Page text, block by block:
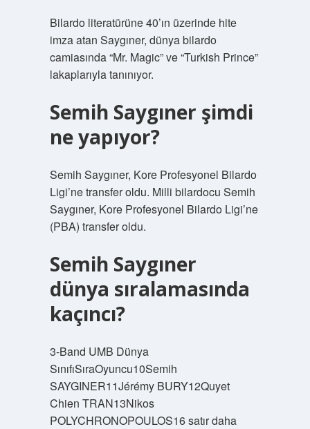
Bilardo literatürüne 40’ın üzerinde hite
imza atan Saygıner, dünya bilardo
camiasında “Mr. Magic” ve “Turkish Prince”
lakaplarıyla tanınıyor.
Semih Saygıner şimdi
ne yapıyor?
Semih Saygıner, Kore Profesyonel Bilardo
Ligi’ne transfer oldu. Milli bilardocu Semih
Saygıner, Kore Profesyonel Bilardo Ligi’ne
(PBA) transfer oldu.
Semih Saygıner
dünya sıralamasında
kaçıncı?
3-Band UMB Dünya
SınıfıSıraOyuncu10Semih
SAYGINER11Jérémy BURY12Quyet
Chien TRAN13Nikos
POLYCHRONOPOULOS16 satır daha